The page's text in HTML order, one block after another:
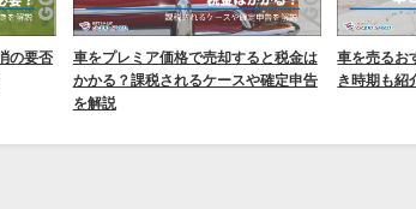
の要否
車をプレミア価格で売却すると税金は
かかる？課税されるケースや確定申告
を解説
車を売るお
き時期も紹